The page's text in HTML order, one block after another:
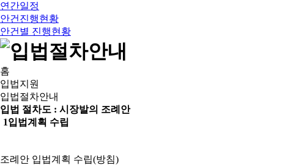
연간일정
안건진행현황
안건별 진행현황
홈
입법지원
입법절차안내
입법 절차도 : 시장발의 조례안
1입법계획 수립
조례안 입법계획 수립(방침)